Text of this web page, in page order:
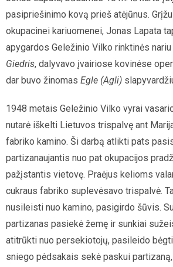
pasipriešinimo kovą prieš atėjūnus.
okupacinei kariuomenei, Jonas Lapata
apygardos Geležinio Vilko rinktinės
Giedris, dalyvavo įvairiose kovinėse
dar buvo žinomas Egle (Agli)
1948 metais Geležinio Vilko vyrai
nutarė iškelti Lietuvos trispalvę ant
fabriko kamino. Ši darbą atlikti pats
partizanaujantis nuo pat okupacijos
pažįstantis vietovę. Praėjus kelioms
cukraus fabriko suplevėsavo trispalvė.
nusileisti nuo kamino, pasigirdo šūvis.
partizanas pasiekė žemę ir sunkiai
atitrūkti nuo persekiotojų, pasileido
sniego pėdsakais sekė paskui